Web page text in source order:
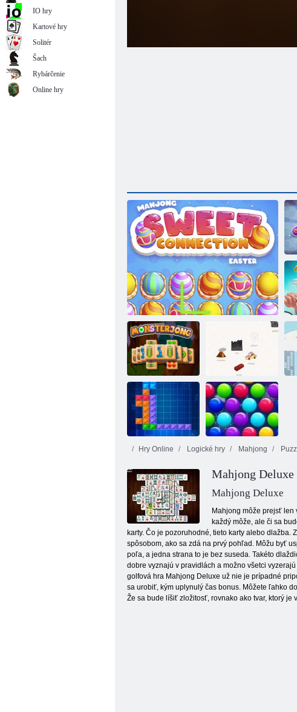
Mahjong Sladká Veľká noc
Monsterdzhong Malý alchymista
Tentriks
vydanie:
Legrační bubliny
Hry Online Logické hry Mahjong
Mahjong Deluxe
Mahjong Deluxe
Mahjong môže prejsť
každý môže, ale či sa
karty. Čo je pozoruhodné, tieto karty alebo
spôsobom, ako sa zdá na prvý pohľad. Môžu byť
poľa, a jedna strana to je bez suseda. Takéto
dobre vyznajú v pravidlách a možno všetci
golfová hra Mahjong Deluxe už nie je prípadné
sa urobiť, kým uplynulý čas bonus. Môžete ľahko
Že sa bude líšiť zložitosť, rovnako ako tvar, ktorý
IO hry
Kartové hry
Solitér
Šach
Rybárčenie
Online hry